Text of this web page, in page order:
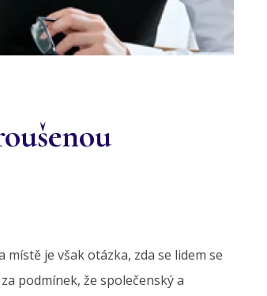
je však otázka, zda se lidem se
podmínek, že společenský a